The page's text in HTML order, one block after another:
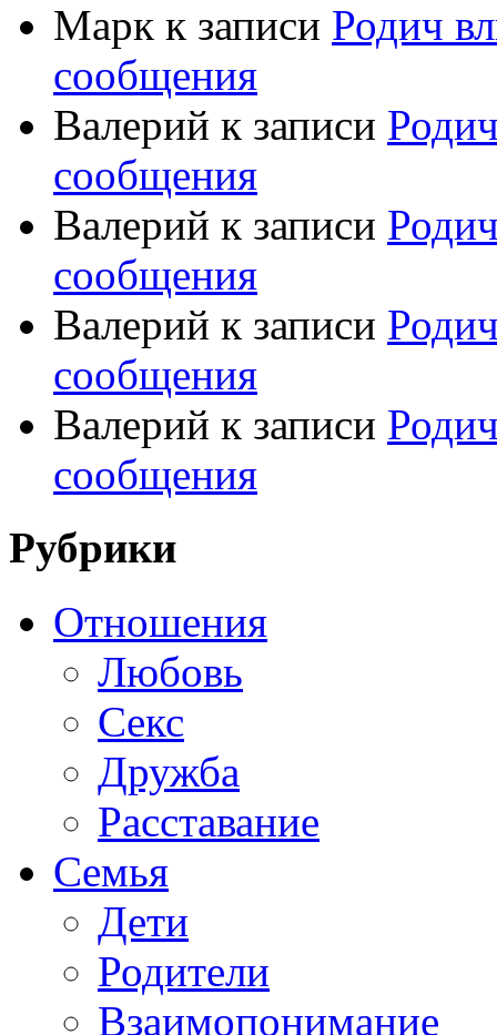
Марк к записи Родич
сообщения
Валерий к записи
сообщения
Валерий к записи
сообщения
Валерий к записи
сообщения
Валерий к записи
сообщения
Рубрики
Отношения
Любовь
Секс
Дружба
Расставание
Семья
Дети
Родители
Взаимопонимание